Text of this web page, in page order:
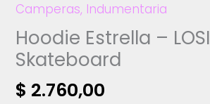
Camperas, Indumentaria
Hoodie Estrella – LOSI
Skateboard
$ 2.760,00